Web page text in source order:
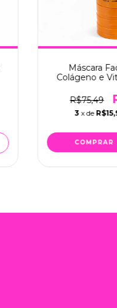
Máscara
Colágeno e
R$75,49
3 x de